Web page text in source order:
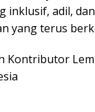
inklusif, adil,
yang terus
Kontributor